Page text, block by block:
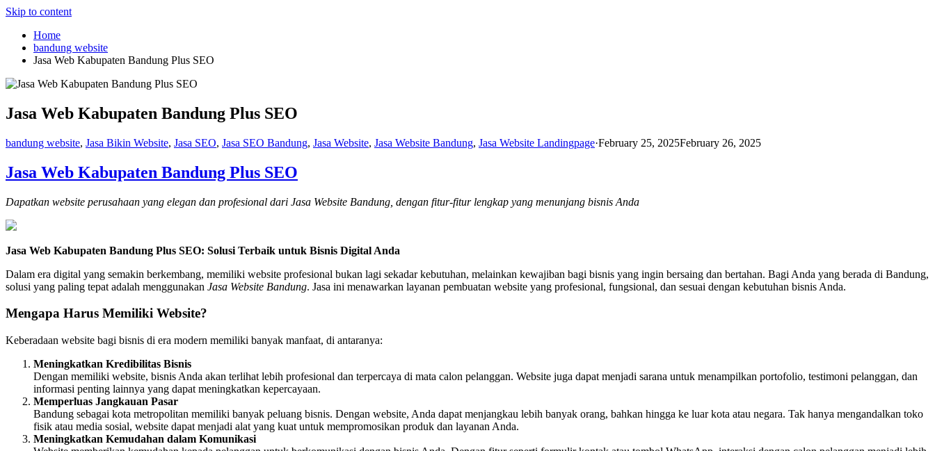
Skip to content
Home
bandung website
Jasa Web Kabupaten Bandung Plus SEO
Jasa Web Kabupaten Bandung Plus SEO
bandung website, Jasa Bikin Website, Jasa SEO, Jasa SEO Bandung, Jasa Website, Jasa Website Bandung, Jasa Website Landingpage·February 25, 2025February 26, 2025
Jasa Web Kabupaten Bandung Plus SEO
Dapatkan website perusahaan yang elegan dan profesional dari Jasa Website Bandung, dengan fitur-fitur lengkap yang menunjang bisnis Anda
Jasa Web Kabupaten Bandung Plus SEO: Solusi Terbaik untuk Bisnis Digital Anda
Dalam era digital yang semakin berkembang, memiliki website profesional bukan lagi sekadar kebutuhan, melainkan kewajiban bagi bisnis yang ingin bersaing dan bertahan. Bagi Anda yang berada di Bandung,
solusi yang paling tepat adalah menggunakan Jasa Website Bandung. Jasa ini menawarkan layanan pembuatan website yang profesional, fungsional, dan sesuai dengan kebutuhan bisnis Anda.
Mengapa Harus Memiliki Website?
Keberadaan website bagi bisnis di era modern memiliki banyak manfaat, di antaranya:
Meningkatkan Kredibilitas Bisnis
Dengan memiliki website, bisnis Anda akan terlihat lebih profesional dan terpercaya di mata calon pelanggan. Website juga dapat menjadi sarana untuk menampilkan portofolio, testimoni pelanggan, dan
informasi penting lainnya yang dapat meningkatkan kepercayaan.
Memperluas Jangkauan Pasar
Bandung sebagai kota metropolitan memiliki banyak peluang bisnis. Dengan website, Anda dapat menjangkau lebih banyak orang, bahkan hingga ke luar kota atau negara. Tak hanya mengandalkan toko
fisik atau media sosial, website dapat menjadi alat yang kuat untuk mempromosikan produk dan layanan Anda.
Meningkatkan Kemudahan dalam Komunikasi